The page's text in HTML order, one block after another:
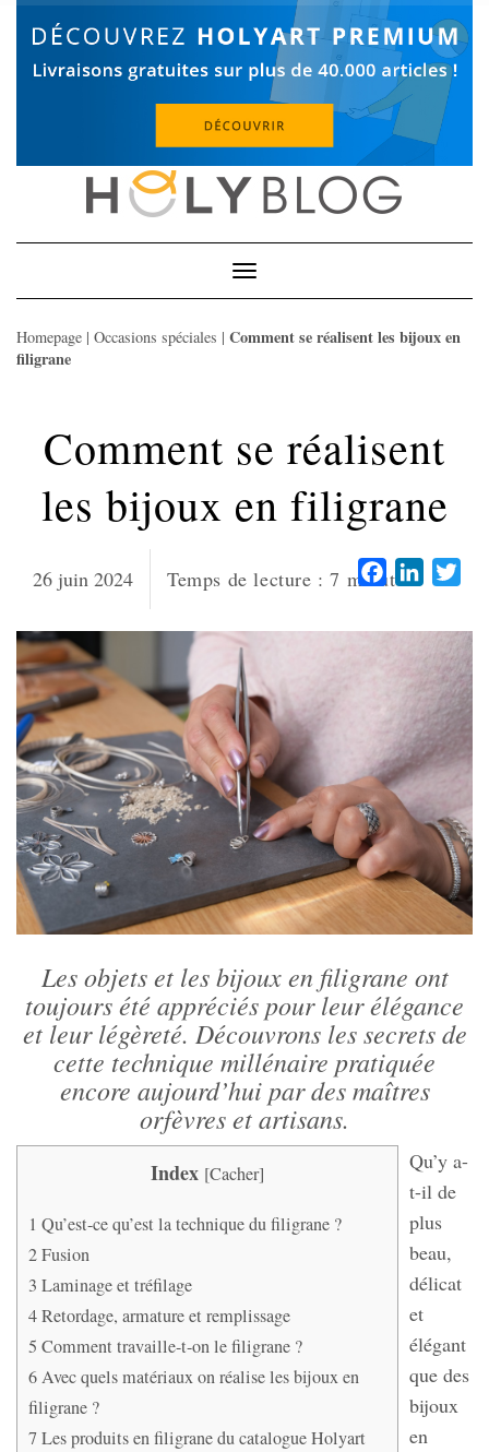
Toggle
Navigation
Homepage | Occasions spéciales | Comment se réalisent les bijoux en
filigrane
Comment se réalisent
les bijoux en filigrane
26 juin 2024 Temps de lecture : 7 minutesFacebook
Les objets et les bijoux en filigrane ont
toujours été appréciés pour leur élégance
et leur légèreté. Découvrons les secrets de
cette technique millénaire pratiquée
encore aujourd’hui par des maîtres
orfèvres et artisans.
Index [Cacher]
1 Qu’est-ce qu’est la technique du filigrane ?
2Fusion
3 Laminage et tréfilage
4Retordage, armature et remplissage
5 Comment travaille-t-on le filigrane ?
6Avec quels matériaux on réalise les bijoux en
filigrane ?
7Les produits en filigrane du catalogue Holyart
Qu’y a-
t-il de
plus
beau,
délicat
et
élégant
que des
bijoux
en